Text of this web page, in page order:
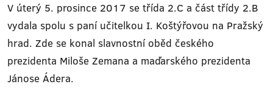
V úterý 5. prosince 2017 se třída 2.C a část třídy 2.B
vydala spolu s paní učitelkou I. Koštýřovou na Pražský
hrad. Zde se konal slavnostní oběd českého
prezidenta Miloše Zemana a maďarského prezidenta
Jánose Ádera.